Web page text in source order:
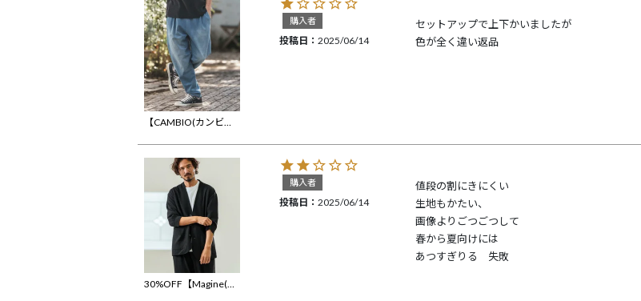
【CAMBIO(カンビオ)】Indigo Sweat Tuck Pants スウェットタックパンツ(CMP-251-008)
購入者
投稿日 2025/06/14
セットアップで上下かいましたが
色が全く違い返品
30%OFF【Magine(マージン)】Seersucker 3-4 Sleeve Cardigan カーディガンジャケット(MGN-251-022)
購入者
投稿日 2025/06/14
値段の割にきにくい
生地もかたい、
画像よりごつごつして
春から夏向けには
あつすぎりる　失敗